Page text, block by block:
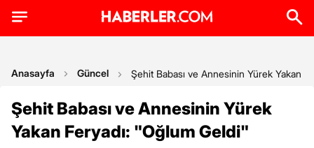
Anasayfa Güncel Şehit Babası ve Annesinin Yürek Yakan
Şehit Babası ve Annesinin Yürek
Yakan Feryadı: "Oğlum Geldi"